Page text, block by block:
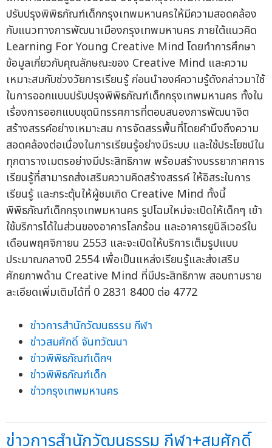
ปรับปรุงพิพิธภัณฑ์เด็กกรุงเทพมหานครให้มีความสอดคล้อง
กับแนวทางการพัฒนาเมืองกรุงเทพมหานคร ภายใต้แนวคิด
Learning For Young Creative Mind โดยทำการศึกษา
ข้อมูลเกี่ยวกับคุณลักษณะของ Creative Mind และความ
เหมาะสมกับช่วงวัยการเรียนรู้ ก่อนนำองค์ความรู้ดังกล่าวมาใช้
ในการออกแบบปรับปรุงพิพิธภัณฑ์เด็กกรุงเทพมหานคร ทั้งใน
เรื่องการออกแบบชุดนิทรรศการที่ตอบสนองการพัฒนาจิต
สร้างสรรค์อย่างเหมาะสม การจัดสรรพื้นที่โดยคำนึงถึงความ
สอดคล้องต่อเนื่องในการเรียนรู้อย่างมีระบบ และใช้ประโยชน์ใน
ทุกตารางเมตรอย่างมีประสิทธิภาพ พร้อมสร้างบรรยากาศการ
เรียนรู้ที่สามารถส่งเสริมความคิดสร้างสรรค์ ให้อิสระในการ
เรียนรู้ และกระตุ้นให้ผู้ชมเกิด Creative Mind ทั้งนี้
พิพิธภัณฑ์เด็กกรุงเทพมหานคร รูปโฉมใหม่จะเปิดให้เด็กๆ เข้า
ใช้บริการได้ในส่วนของอาคารโลกร้อน และอาคารยูนิลีเวอร์ใน
เดือนพฤศจิกายน 2553 และจะเปิดให้บริการเต็มรูปแบบ
ประมาณกลางปี 2554 เพื่อเป็นแหล่งเรียนรู้และส่งเสริม
ศักยภาพด้าน Creative Mind ที่มีประสิทธิภาพ สอบถามราย
ละเอียดเพิ่มเติมได้ที่ 0 2831 8400 ต่อ 4772
ข่าวการสำนักวัฒนธรรม กีฬา
ข่าวสมศักดิ์ จันทวัฒนา
ข่าวพิพิธภัณฑ์เด็กฯ
ข่าวพิพิธภัณฑ์เด็ก
ข่าวกรุงเทพมหานคร
ข่าวการสำนักวัฒนธรรม กีฬา+สมศักดิ์